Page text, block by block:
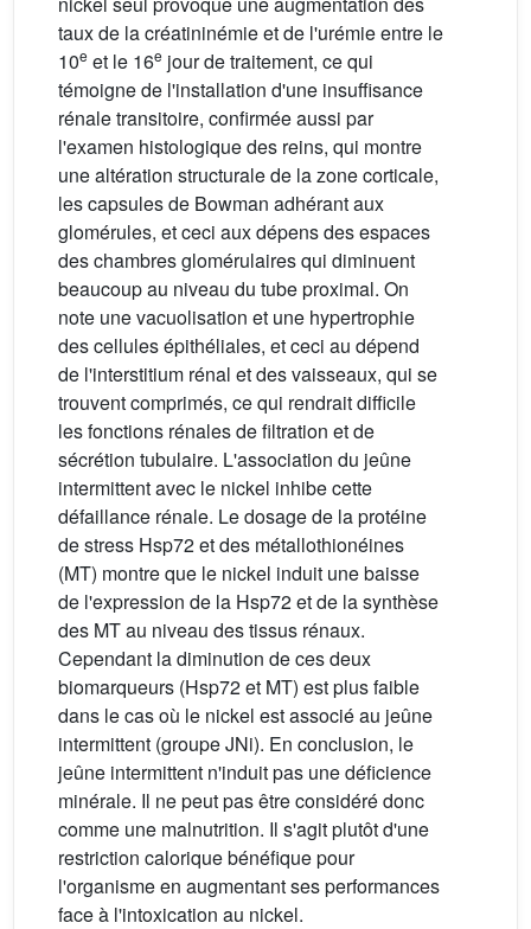
taux de la créatininémie et de l'urémie entre le
10e et le 16e jour de traitement, ce qui
témoigne de l'installation d'une insuffisance
rénale transitoire, confirmée aussi par
l'examen histologique des reins, qui montre
une altération structurale de la zone corticale,
les capsules de Bowman adhérant aux
glomérules, et ceci aux dépens des espaces
des chambres glomérulaires qui diminuent
beaucoup au niveau du tube proximal. On
note une vacuolisation et une hypertrophie
des cellules épithéliales, et ceci au dépend
de l'interstitium rénal et des vaisseaux, qui se
trouvent comprimés, ce qui rendrait difficile
les fonctions rénales de filtration et de
sécrétion tubulaire. L'association du jeûne
intermittent avec le nickel inhibe cette
défaillance rénale. Le dosage de la protéine
de stress Hsp72 et des métallothionéines
(MT) montre que le nickel induit une baisse
de l'expression de la Hsp72 et de la synthèse
des MT au niveau des tissus rénaux.
Cependant la diminution de ces deux
biomarqueurs (Hsp72 et MT) est plus faible
dans le cas où le nickel est associé au jeûne
intermittent (groupe JNi). En conclusion, le
jeûne intermittent n'induit pas une déficience
minérale. Il ne peut pas être considéré donc
comme une malnutrition. Il s'agit plutôt d'une
restriction calorique bénéfique pour
l'organisme en augmentant ses performances
face à l'intoxication au nickel.